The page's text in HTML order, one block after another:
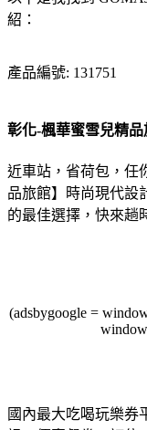
紹：
產品編號: 131751
彰化-楓華蜜雪兒精品
近車站，省荷包，任
品旅館】時尚現代設
的最佳選擇，快來趟
(adsbygoogle =
國內最大吃喝玩樂券